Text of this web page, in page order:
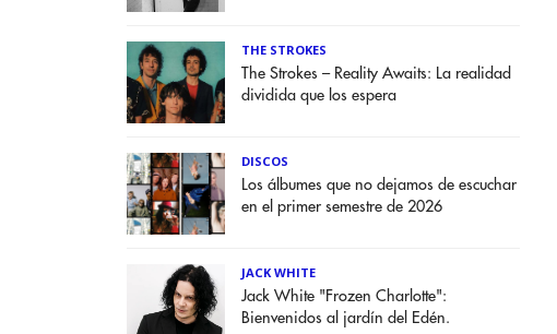
THE STROKES
The Strokes – Reality Awaits: La realidad
dividida que los espera
DISCOS
Los álbumes que no dejamos de escuchar
en el primer semestre de 2026
JACK WHITE
Jack White "Frozen Charlotte":
Bienvenidos al jardín del Edén.